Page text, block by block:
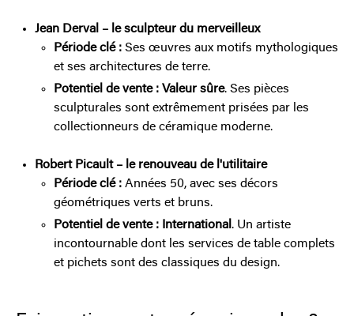
Jean Derval – le sculpteur du merveilleux
Période clé : Ses œuvres aux motifs mythologiques
et ses architectures de terre.
Potentiel de vente : Valeur sûre. Ses pièces
sculpturales sont extrêmement prisées par les
collectionneurs de céramique moderne.
Robert Picault – le renouveau de l'utilitaire
Période clé : Années 50, avec ses décors
géométriques verts et bruns.
Potentiel de vente : International. Un artiste
incontournable dont les services de table complets
et pichets sont des classiques du design.